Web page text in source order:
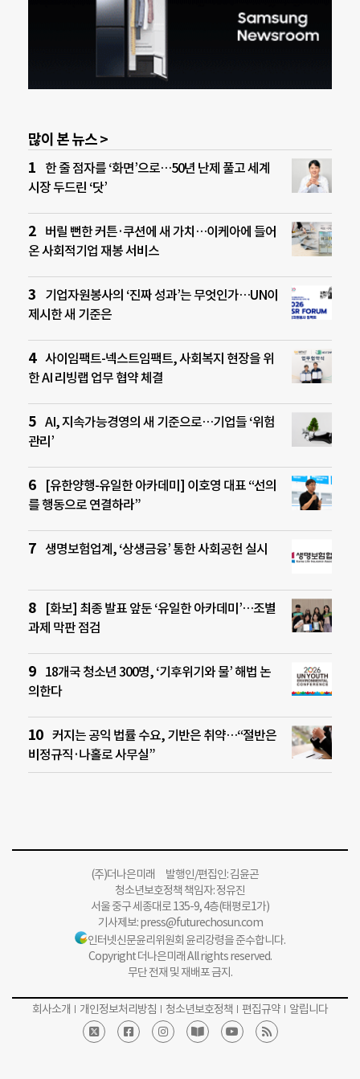
많이 본 뉴스 >
한 줄 점자를 ‘화면’으로…50년 난제 풀고 세계
시장 두드린 ‘닷’
버릴 뻔한 커튼·쿠션에 새 가치…이케아에 들어
온 사회적기업 재봉 서비스
기업자원봉사의 ‘진짜 성과’는 무엇인가…UN이
제시한 새 기준은
사이임팩트-넥스트임팩트, 사회복지 현장을 위
한 AI 리빙랩 업무 협약 체결
AI, 지속가능경영의 새 기준으로…기업들 ‘위험
관리’
[유한양행-유일한 아카데미] 이호영 대표 “선의
를 행동으로 연결하라”
생명보험업계, ‘상생금융’ 통한 사회공헌 실시
[화보] 최종 발표 앞둔 ‘유일한 아카데미’…조별
과제 막판 점검
18개국 청소년 300명, ‘기후위기와 물’ 해법 논
의한다
커지는 공익 법률 수요, 기반은 취약…“절반은
비정규직·나홀로 사무실”
(주)더나은미래 발행인/편집인: 김윤곤
청소년보호정책 책임자: 정유진
서울 중구 세종대로 135-9, 4층(태평로1가)
기사제보:press@futurechosun.com
인터넷신문윤리위원회 윤리강령을 준수합니다.
Copyright 더나은미래 All rights reserved.
무단 전재 및 재배포 금지.
회사소개 개인정보처리방침 청소년보호정책 편집규약 알립니다